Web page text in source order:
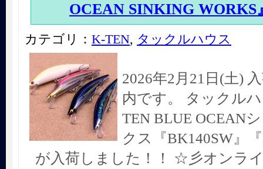
OCEAN SINKING WORKS
カテゴリ： K-TEN, タックルハウス
2026年2月21日(土)
内です。 タックル
TEN BLUE OCEAN
クス『BK140SW』
が入荷しました！！ ☆彡オンラ